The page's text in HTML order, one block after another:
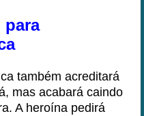
para
também acreditará
mas acabará caindo
A heroína pedirá